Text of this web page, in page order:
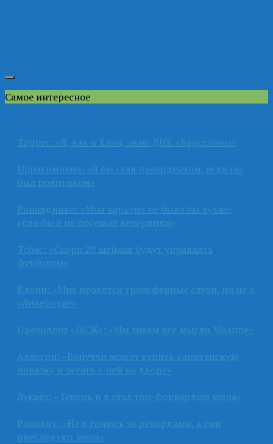
Самое интересное
Торрес: «Я, как и Хави, знаю ДНК «Барселоны»
Ибрагимович: «Я бы стал президентом, если бы
был политиком»
Роналдиньо: «Моя карьера не была бы лучше,
если бы я не посещал вечеринки»
Тебас: «Скоро 20 шейхов будут управлять
футболом»
Клопп: «Мне нравятся трансферные слухи, но не о
«Ливерпуле»
Президент «ПСЖ»: «Мы знаем все мысли Мбаппе»
Аллегри: «Бонуччи может купить капитанскую
повязку и бегать с ней во дворе»
Лукаку: «Теперь и я стал топ-форвардом мира»
Роналду: «Не я гонюсь за рекордами, а они
преследуют меня»